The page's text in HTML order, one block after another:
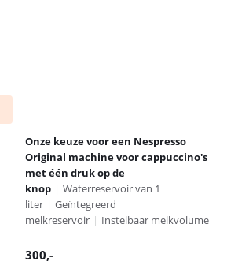
Onze keuze voor een Nespresso
Original machine voor cappuccino's
met één druk op de
knop | Waterreservoir van 1
liter | Geïntegreerd
melkreservoir | Instelbaar melkvolume
300,-